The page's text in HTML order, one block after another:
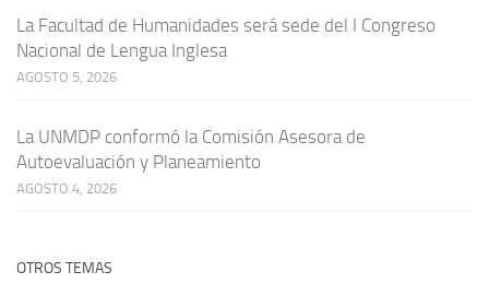
La Facultad de Humanidades será sede del I Congreso
Nacional de Lengua Inglesa
AGOSTO 5, 2026
La UNMDP conformó la Comisión Asesora de
Autoevaluación y Planeamiento
AGOSTO 4, 2026
OTROS TEMAS